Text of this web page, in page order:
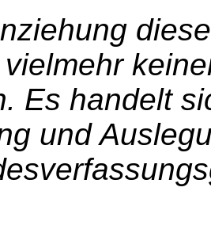
Es handelt
und